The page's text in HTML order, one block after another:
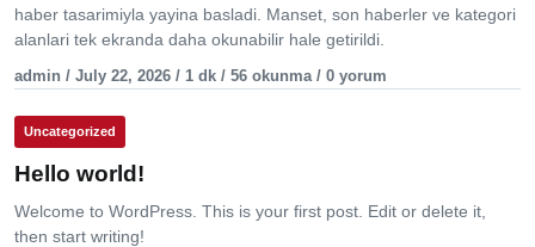
haber tasarimiyla yayina basladi. Manset, son haberler ve kategori
alanlari tek ekranda daha okunabilir hale getirildi.
admin / July 22, 2026 / 1 dk / 56 okunma / 0 yorum
Uncategorized
Hello world!
Welcome to WordPress. This is your first post. Edit or delete it,
then start writing!